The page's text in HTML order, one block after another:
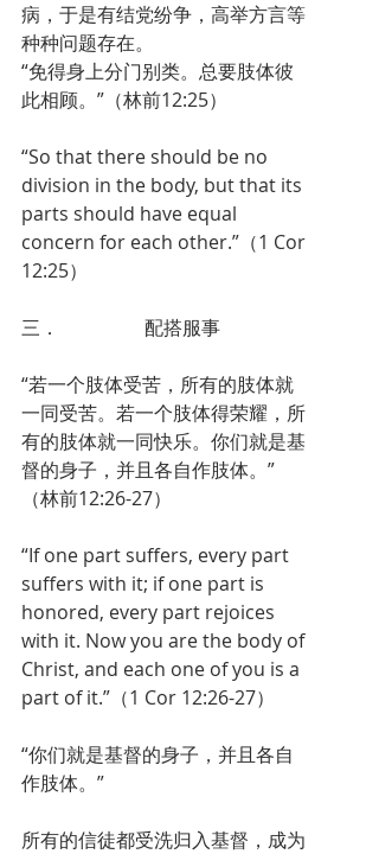
病，于是有结党纷争，高举方言等
种种问题存在。
“免得身上分门别类。总要肢体彼
此相顾。”（林前12:25）
“So that there should be no
division in the body, but that its
parts should have equal
concern for each other.”（1 Cor
12:25）
三．                  配搭服事
“若一个肢体受苦，所有的肢体就
一同受苦。若一个肢体得荣耀，所
有的肢体就一同快乐。你们就是基
督的身子，并且各自作肢体。”
（林前12:26-27）
“If one part suffers, every part
suffers with it; if one part is
honored, every part rejoices
with it. Now you are the body of
Christ, and each one of you is a
part of it.”（1 Cor 12:26-27）
“你们就是基督的身子，并且各自
作肢体。”
所有的信徒都受洗归入基督，成为